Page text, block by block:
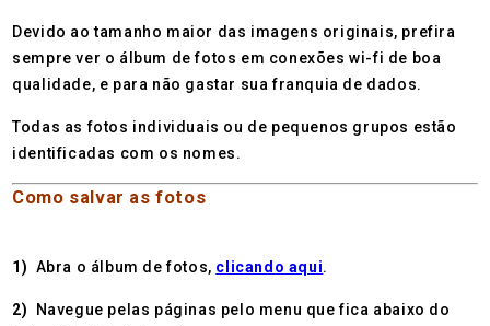
Devido ao tamanho maior das imagens originais, prefira
sempre ver o álbum de fotos em conexões wi-fi de boa
qualidade, e para não gastar sua franquia de dados.
Todas as fotos individuais ou de pequenos grupos estão
identificadas com os nomes.
Como salvar as fotos
1) Abra o álbum de fotos, clicando aqui.
2) Navegue pelas páginas pelo menu que fica abaixo do